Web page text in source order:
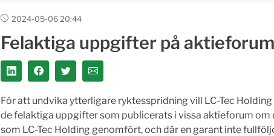
2024-05-06 20:44
Felaktiga uppgifter på aktieforum
För att undvika ytterligare ryktesspridning vill LC-Tec
de felaktiga uppgifter som publicerats i vissa aktieforum om
som LC-Tec Holding genomfört, och där en garant inte